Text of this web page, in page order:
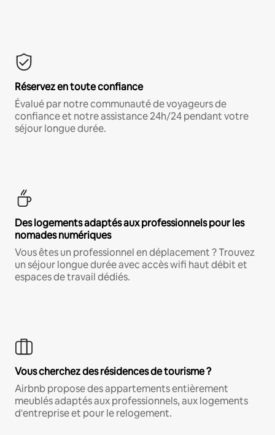
Réservez en toute confiance
Évalué par notre communauté de voyageurs de
confiance et notre assistance 24h/24 pendant votre
séjour longue durée.
Des logements adaptés aux professionnels pour les
nomades numériques
Vous êtes un professionnel en déplacement ? Trouvez
un séjour longue durée avec accès wifi haut débit et
espaces de travail dédiés.
Vous cherchez des résidences de tourisme ?
Airbnb propose des appartements entièrement
meublés adaptés aux professionnels, aux logements
d'entreprise et pour le relogement.